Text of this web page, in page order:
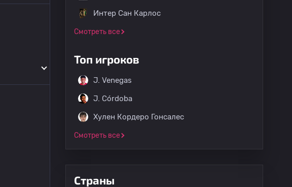
Интер Сан Карлос
Смотреть все
Топ игроков
J. Venegas
J. Córdoba
Хулен Кордеро Гонсалес
Смотреть все
Страны